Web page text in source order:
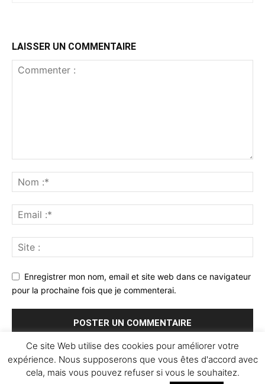
LAISSER UN COMMENTAIRE
Enregistrer mon nom, email et site web dans ce navigateur
pour la prochaine fois que je commenterai.
Ce site Web utilise des cookies pour améliorer votre
expérience. Nous supposerons que vous êtes d'accord avec
cela, mais vous pouvez refuser si vous le souhaitez.